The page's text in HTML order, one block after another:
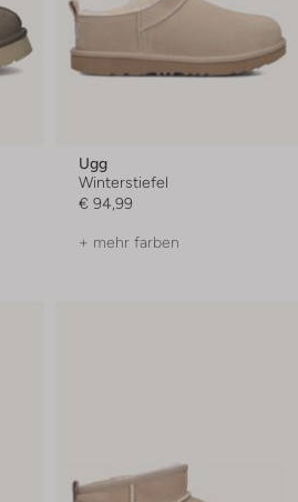
Ugg
Winterstiefel
€ 94,99
+ mehr farben